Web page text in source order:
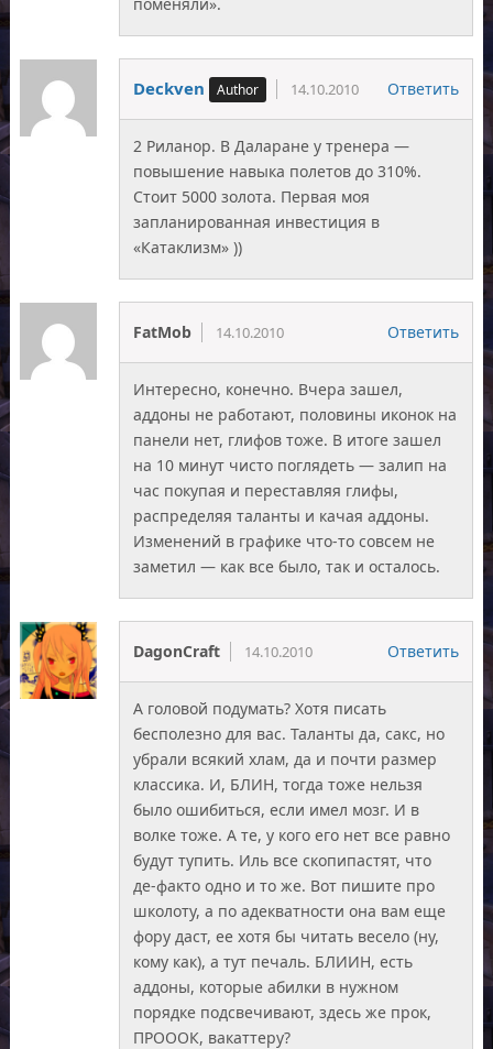
Deckven 14.10.2010 Ответить
2 Риланор. В Даларане у тренера —
повышение навыка полетов до 310%.
Стоит 5000 золота. Первая моя
запланированная инвестиция в
«Катаклизм» ))
FatMob 14.10.2010 Ответить
Интересно, конечно. Вчера зашел,
аддоны не работают, половины иконок на
панели нет, глифов тоже. В итоге зашел
на 10 минут чисто поглядеть — залип на
час покупая и переставляя глифы,
распределяя таланты и качая аддоны.
Изменений в графике что-то совсем не
заметил — как все было, так и осталось.
DagonCraft 14.10.2010 Ответить
А головой подумать? Хотя писать
бесполезно для вас. Таланты да, сакс, но
убрали всякий хлам, да и почти размер
классика. И, БЛИН, тогда тоже нельзя
было ошибиться, если имел мозг. И в
волке тоже. А те, у кого его нет все равно
будут тупить. Иль все скопипастят, что
де-факто одно и то же. Вот пишите про
школоту, а по адекватности она вам еще
фору даст, ее хотя бы читать весело (ну,
кому как), а тут печаль. БЛИИН, есть
аддоны, которые абилки в нужном
порядке подсвечивают, здесь же прок,
ПРОООК, вакаттеру?